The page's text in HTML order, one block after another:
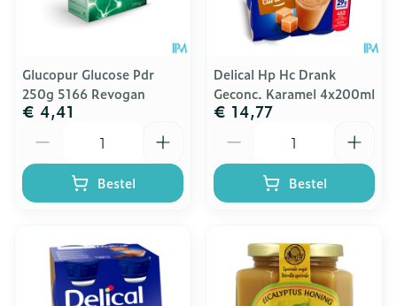
Glucopur Glucose Pdr
250g 5166 Revogan
€ 4,41
Bestel
Delical Hp Hc Drank
Geconc. Karamel 4x200ml
€ 14,77
Bestel